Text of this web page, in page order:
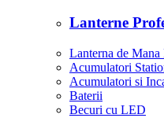
Lanterne
Lanterna de
Acumulatori
Acumulatori si
Baterii
Becuri cu LED